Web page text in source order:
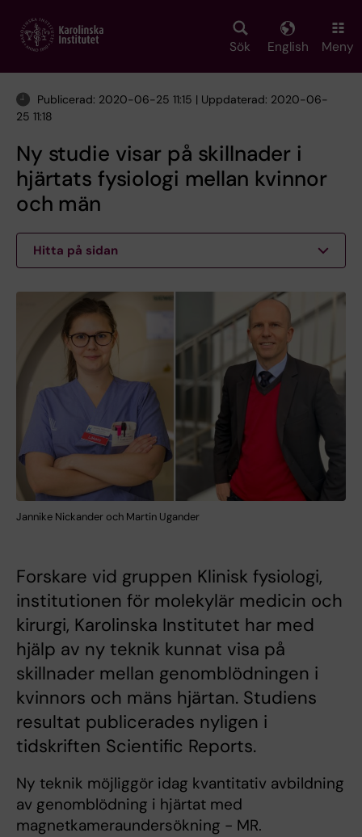
main
Sök English Meny
Publicerad: 2020-06-25 11:15 | Uppdaterad: 2020-06-
25 11:18
Ny studie visar på skillnader i
hjärtats fysiologi mellan kvinnor
och män
Hitta på sidan
Jannike Nickander och Martin Ugander
Forskare vid gruppen Klinisk fysiologi,
institutionen för molekylär medicin och
kirurgi, Karolinska Institutet har med
hjälp av ny teknik kunnat visa på
skillnader mellan genomblödningen i
kvinnors och mäns hjärtan. Studiens
resultat publicerades nyligen i
tidskriften Scientific Reports.
Ny teknik möjliggör idag kvantitativ avbildning
av genomblödning i hjärtat med
magnetkameraundersökning - MR.